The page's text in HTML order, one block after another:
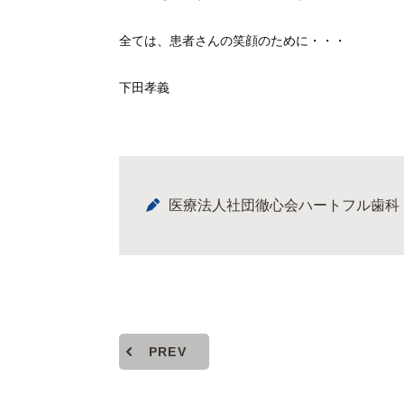
全ては、患者さんの笑顔のために・・・
下田孝義
医療法人社団徹心会ハートフル歯科
PREV